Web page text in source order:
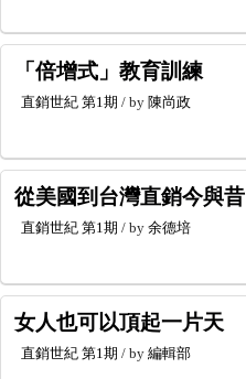
「倍增式」教育訓練
直銷世紀 第1期 / by 陳尚政
從美國到台灣直銷今與昔
直銷世紀 第1期 / by 余德培
女人也可以頂起一片天
直銷世紀 第1期 / by 編輯部